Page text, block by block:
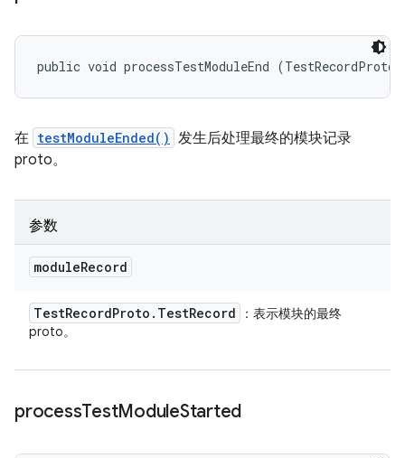
public void processTestModuleEnd
在 testModuleEnded() 发生后处理最终的模块记录
proto。
参数
moduleRecord
TestRecordProto . TestRecord
：表示模块的最终
proto。
processTestModuleStarted